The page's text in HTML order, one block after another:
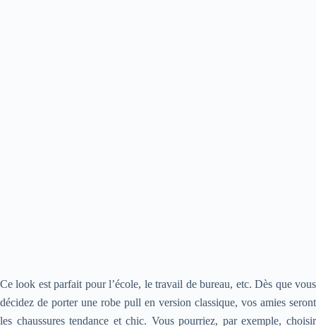
Ce look est parfait pour l’école, le travail de bureau, etc. Dès que vous
décidez de porter une robe pull en version classique, vos amies seront
les chaussures tendance et chic. Vous pourriez, par exemple, choisir